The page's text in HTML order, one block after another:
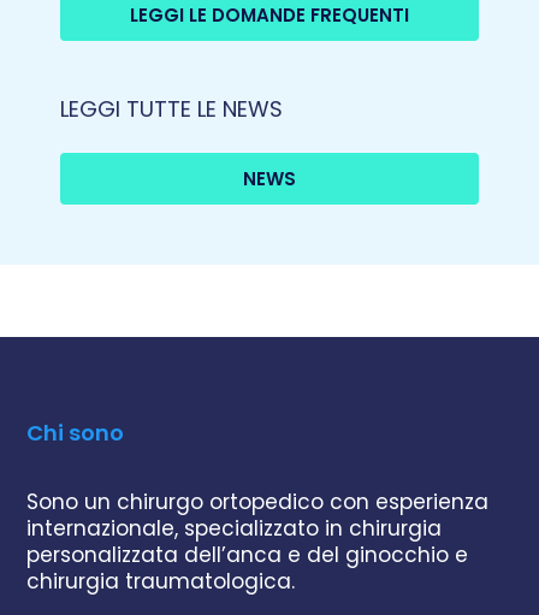
LEGGI LE DOMANDE FREQUENTI
LEGGI TUTTE LE NEWS
NEWS
Chi sono
Sono un chirurgo ortopedico con esperienza
internazionale, specializzato in chirurgia
personalizzata dell’anca e del ginocchio e
chirurgia traumatologica.